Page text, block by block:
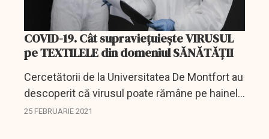
COVID-19. Cât supraviețuiește VIRUSUL
pe TEXTILELE din domeniul SĂNĂTĂȚII
Cercetătorii de la Universitatea De Montfort au
descoperit că virusul poate rămâne pe hainele
utilizate în mod obișnuit timp de câteva zile și
25 FEBRUARIE 2021